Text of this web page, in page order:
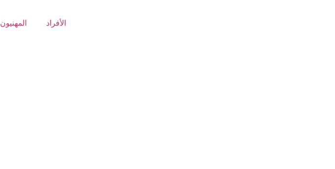
الأفراد المهنيون